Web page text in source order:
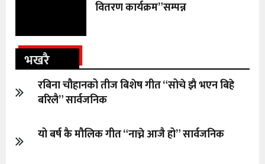
वितरण कार्यक्रम”सम्पन्न
भखरै
रबिना चौहानको तीज बिशेष गीत “सोचे झै भएन बिहे
बरिलै” सार्वजनिक
यो बर्ष कै मौलिक गीत “नाच्ने आजै हो” सार्वजनिक